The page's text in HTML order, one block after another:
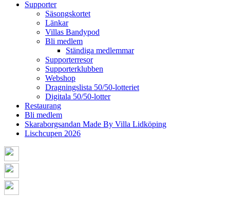
Supporter
Säsongskortet
Länkar
Villas Bandypod
Bli medlem
Ständiga medlemmar
Supporterresor
Supporterklubben
Webshop
Dragningslista 50/50-lotteriet
Digitala 50/50-lotter
Restaurang
Bli medlem
Skaraborgsandan Made By Villa Lidköping
Lischcupen 2026